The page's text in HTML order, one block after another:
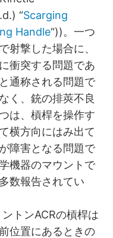
“Scarging
Handle“))。一つ
射撃した場合に、
衝突する問題であ
通称される問題で
く、銃の排莢不良
は、槓桿を操作す
横方向にはみ出て
障害となる問題で
機器のマウントで
数報告されてい
トンACRの槓桿は
位置にあるときの